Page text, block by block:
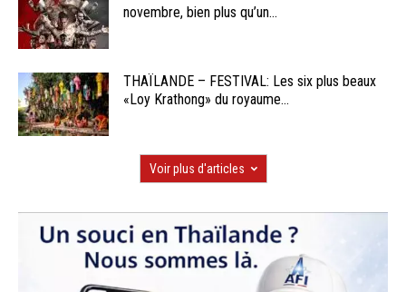
novembre, bien plus qu’un...
THAÏLANDE – FESTIVAL: Les six plus beaux
«Loy Krathong» du royaume...
Voir plus d'articles